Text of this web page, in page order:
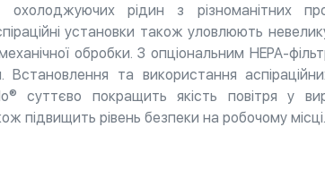
охолоджуючих рідин з різноманітних
установки також уловлюють невелику
обробки. З опціональним HEPA-
та використання
суттєво покращить якість повітря у
підвищить рівень безпеки на робочому місці.